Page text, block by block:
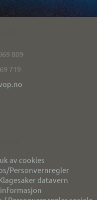
809
719
av cookies
Personvernregler
datavern